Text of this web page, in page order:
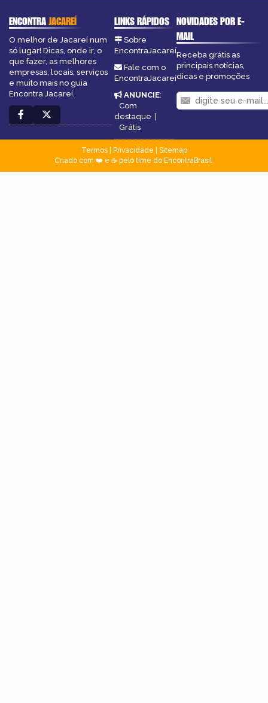
ENCONTRAJACAREÍ
O melhor de Jacareí num
só lugar! Dicas, onde ir, o
que fazer, as melhores
empresas, locais, serviços
e muito mais no guia
Encontra Jacareí.
LINKS RÁPIDOS
Sobre
EncontraJacareí
Fale com o
EncontraJacareí
ANUNCIE:
Com
destaque
Grátis
NOVIDADES POR E-
MAIL
Receba grátis as
principais notícias,
dicas e promoções
Termos| Privacidade
Sitemap
Criado com ❤️ e ☕ pelo time do EncontraBrasil